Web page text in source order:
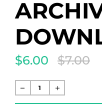
$6.00
Translation
$7.00
Normaler
Preis